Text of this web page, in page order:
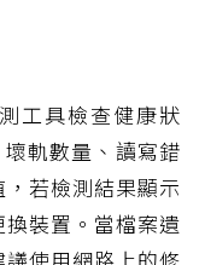
工具檢查健康狀
軌數量、讀寫錯
若檢測結果顯示
裝置。當檔案遺